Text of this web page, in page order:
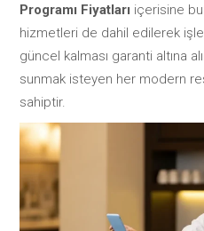
Programı Fiyatları içerisine
hizmetleri de dahil edilerek
güncel kalması garanti altına
sunmak isteyen her modern
sahiptir.